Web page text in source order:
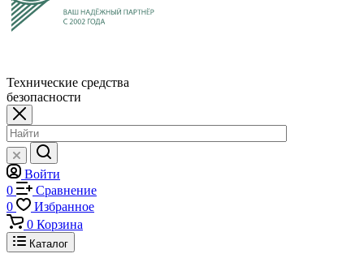
Технические средства
безопасности
Войти
0
Сравнение
0
Избранное
0 Корзина
Каталог